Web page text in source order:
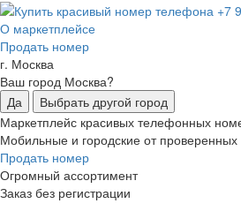
О маркетплейсе
Продать номер
г. Москва
Ваш город Москва?
Да
Выбрать другой город
Маркетплейс красивых телефонных
Мобильные и городские от
Продать номер
Огромный ассортимент
Заказ без регистрации